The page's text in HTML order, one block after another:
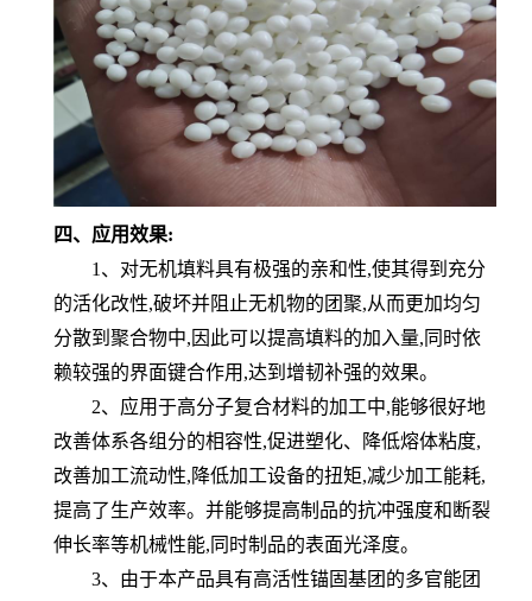
四、应用效果:
1、对无机填料具有极强的亲和性,使其得到充分
的活化改性,破坏并阻止无机物的团聚,从而更加均匀
分散到聚合物中,因此可以提高填料的加入量,同时依
赖较强的界面键合作用,达到增韧补强的效果。
2、应用于高分子复合材料的加工中,能够很好地
改善体系各组分的相容性,促进塑化、降低熔体粘度,
改善加工流动性,降低加工设备的扭矩,减少加工能耗,
提高了生产效率。并能够提高制品的抗冲强度和断裂
伸长率等机械性能,同时制品的表面光泽度。
3、由于本产品具有高活性锚固基团的多官能团